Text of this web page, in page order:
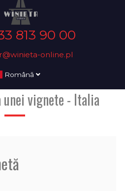
813 90 00
online.pl
Română
vignete - Italia